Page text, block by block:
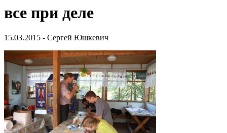
все при деле
15.03.2015 - Сергей Юшкевич